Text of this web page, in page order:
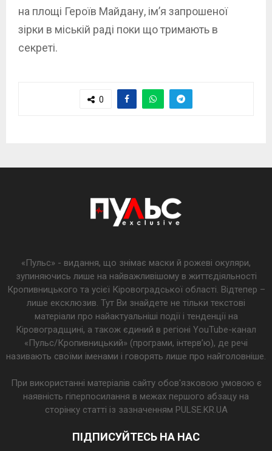
на площі Героїв Майдану, ім’я запрошеної
зірки в міській раді поки що тримають в
секреті.
0
«Пульс» - видання, що знімає маски й рожеві окуляри,
зупиняючись лише на найважливішому в життєдіяльності
Кропивницького та усієї Кіровоградської області. Відтепер –
лише ексклюзив. Тут Ви знайдете не тільки текстові
матеріали про найактуальніші події і тенденції на
Кіровоградщині, а також єдиний в регіоні YouTube-канал
«Пульс/Кропивницький» (програми, інтерв’ю), де речі
називають своїми іменами і говорять лише про найголовніше.
При використанні матеріалів сайту обов'язковою умовою є
наявність гіперпосилання в межах першого абзацу на
сторінку статті із зазначенням PULSE.KR.UA
ПІДПИСУЙТЕСЬ НА НАС